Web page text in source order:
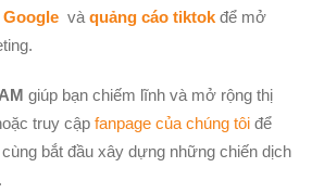
và quảng cáo tiktok để mở
giúp bạn chiếm lĩnh và mở rộng thị
truy cập fanpage của chúng tôi để
bắt đầu xây dựng những chiến dịch